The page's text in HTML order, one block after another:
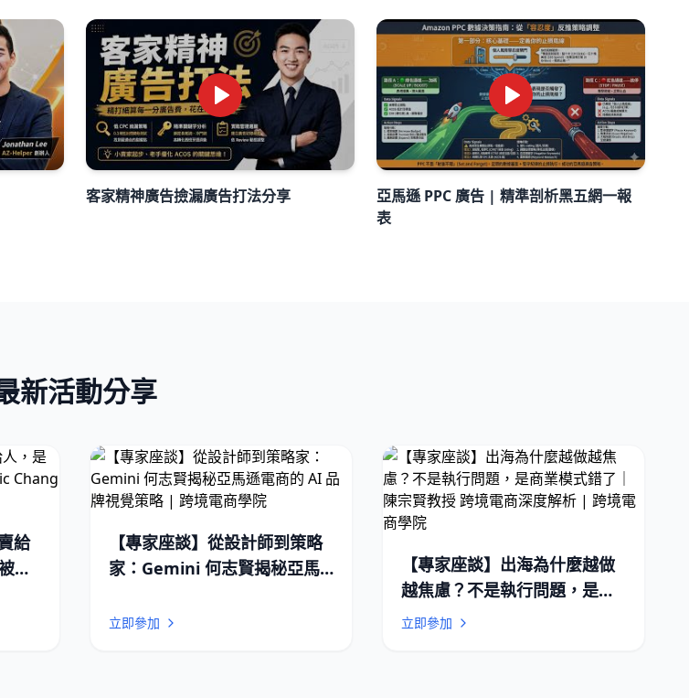
客家精神廣告撿漏廣告打法分享
亞馬遜 PPC 廣告 | 精準剖析黑五網一報
表
新活動分享
給
改
【專家座談】從設計師到策略
家：Gemini 何志賢揭秘亞馬
跨境電商學院
立即參加
【專家座談】出海為什麼越做
越焦慮？不是執行問題，是商
業模式錯了｜陳宗賢教授 跨境
立即參加